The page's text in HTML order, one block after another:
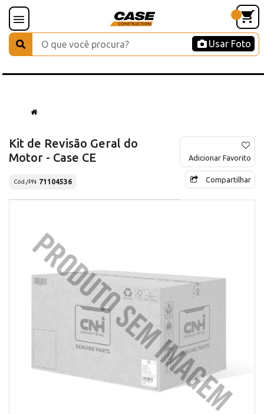
Usar Foto
Kit de Revisão Geral do
Motor - Case CE
Cód./PN 71104536
Adicionar Favorito
Compartilhar